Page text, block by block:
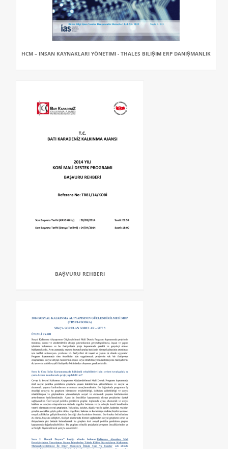
HCM – INSAN KAYNAKLARI YÖNETIMI - THALES BILIŞIM ERP DANIŞMANLIK
BAŞVURU REHBERI